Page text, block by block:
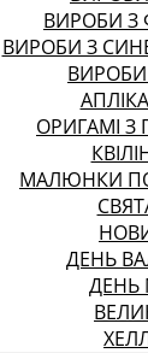
ВИРОБИ З
ВИРОБИ З
ОРИГАМІ З
МАЛЮНКИ
ДЕНЬ
ДЕНЬ